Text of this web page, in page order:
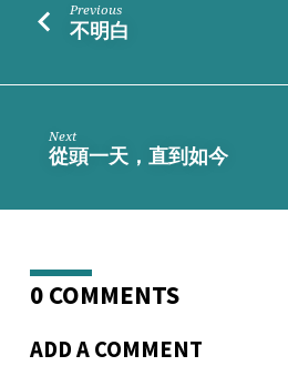
Previous
不明白
Next
從頭一天，直到如今
0 COMMENTS
ADD A COMMENT